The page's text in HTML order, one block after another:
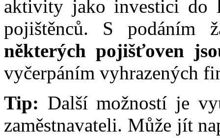
aktivity jako investici do
pojištěnců. S podáním
některých pojišťoven
vyčerpáním vyhrazených
Tip: Další možností je
zaměstnavateli. Může jít